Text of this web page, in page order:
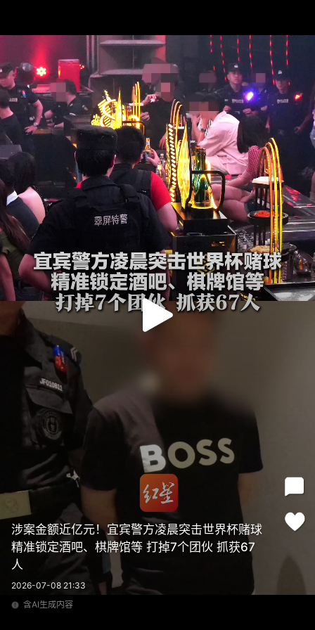
涉案金额近亿元！宜宾警方凌晨突击世界杯赌球
精准锁定酒吧、棋牌馆等 打掉7个团伙 抓获67
人
2026-07-08 21:33
含AI生成内容